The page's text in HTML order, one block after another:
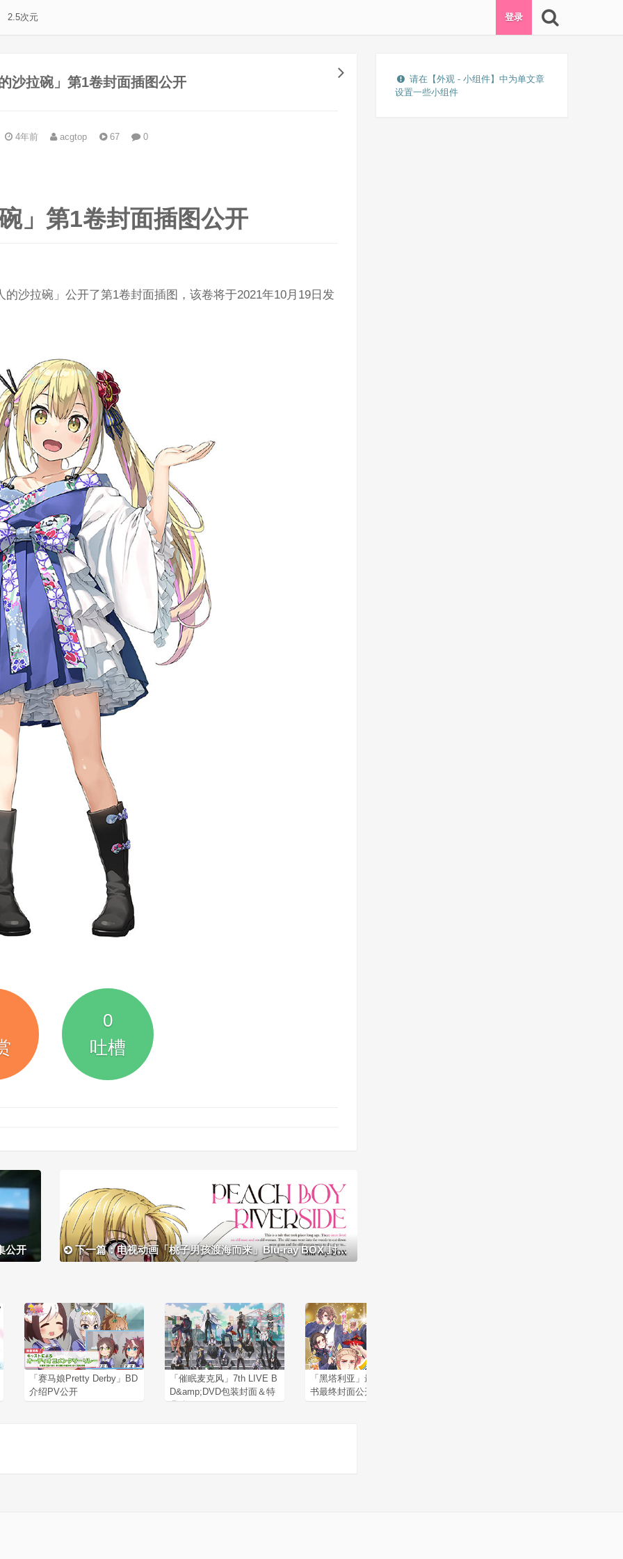
2.5次元 登录
沙拉碗」第1卷封面插图公开
4年前 acgtop 67 0
」第1卷封面插图公开
沙拉碗」公开了第1卷封面插图，该卷将于2021年10月19日发
0
吐槽
公开 下一篇：电视动画「桃子男孩渡海而来」Blu-ray BOX 封面插图公开
「赛马娘Pretty Derby」BD
介绍PV公开
「催眠麦克风」7th LIVE B
D&amp;DVD包装封面＆特
「黑塔利亚」最新公式角色
书最终封面公开
请在【外观 - 小组件】中为单文章
设置一些小组件